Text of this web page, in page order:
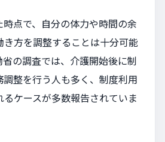
時点で、自分の体力や時間の余
き方を調整することは十分可能
省の調査では、介護開始後に制
調整を行う人も多く、制度利用
るケースが多数報告されていま